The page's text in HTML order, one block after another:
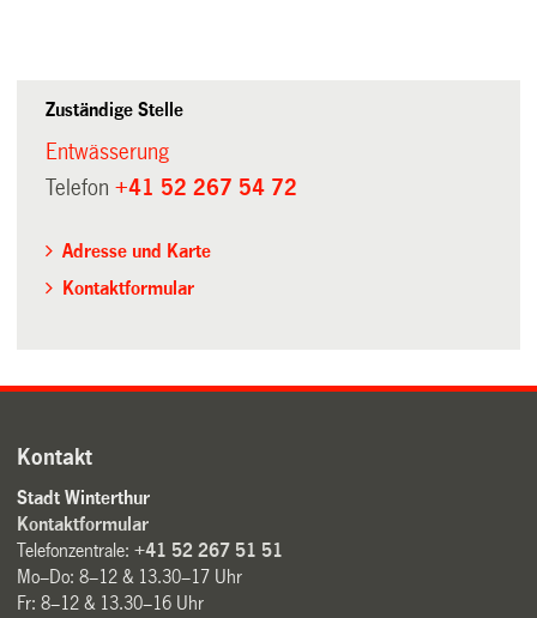
Zuständige Stelle
Entwässerung
Telefon+41 52 267 54 72
Adresse und Karte
Kontaktformular
Kontakt
Stadt Winterthur
Kontaktformular
Telefonzentrale:+41 52 267 51 51
Mo–Do: 8–12 & 13.30–17 Uhr
Fr: 8–12 & 13.30–16 Uhr